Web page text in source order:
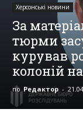
Херсонські новини
За
тюрми
курував
колоній
по Редактор -